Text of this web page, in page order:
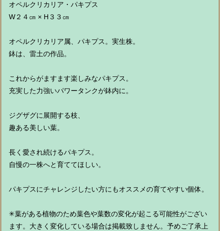
オペルクリカリア・パキプス
W２４㎝ × H３３㎝
オペルクリカリア属、パキプス。実生株。
鉢は、雷土の作品。
これからがますます楽しみなパキプス。
充実した力強いパワータンクが鉢内に。
ジグザグに展開する枝、
趣ある美しい葉。
長く愛され続けるパキプス。
自慢の一株へと育ててほしい。
パキプスにチャレンジしたい方にもオススメの育てやすい個体。
✳︎葉がある植物のため葉色や葉数の変化が起こる可能性がござい
ます。大きく変化している場合は掲載致しません。予めご了承上